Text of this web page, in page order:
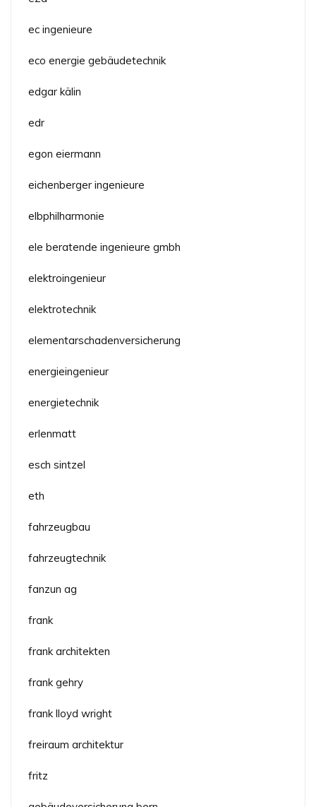
ec ingenieure
eco energie gebäudetechnik
edgar kälin
edr
egon eiermann
eichenberger ingenieure
elbphilharmonie
ele beratende ingenieure gmbh
elektroingenieur
elektrotechnik
elementarschadenversicherung
energieingenieur
energietechnik
erlenmatt
esch sintzel
eth
fahrzeugbau
fahrzeugtechnik
fanzun ag
frank
frank architekten
frank gehry
frank lloyd wright
freiraum architektur
fritz